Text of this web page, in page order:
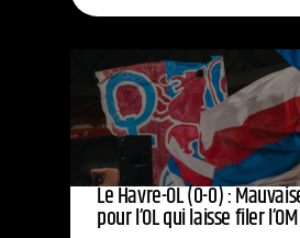
Le Havre-OL (0-0) :
pour l’OL qui laisse filer l’OM